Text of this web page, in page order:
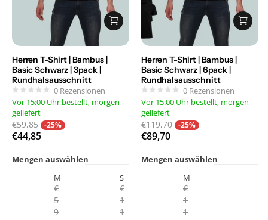
Herren T-Shirt | Bambus |
Basic Schwarz | 3pack |
Rundhalsausschnitt
0 Rezensionen
Vor 15:00 Uhr bestellt, morgen
geliefert
€59,85 -25%
€44,85
Mengen auswählen
M
€
5
9
Herren T-Shirt | Bambus |
Basic Schwarz | 6pack |
Rundhalsausschnitt
0 Rezensionen
Vor 15:00 Uhr bestellt, morgen
geliefert
€119,70 -25%
€89,70
Mengen auswählen
S
€
1
1
M
€
1
1